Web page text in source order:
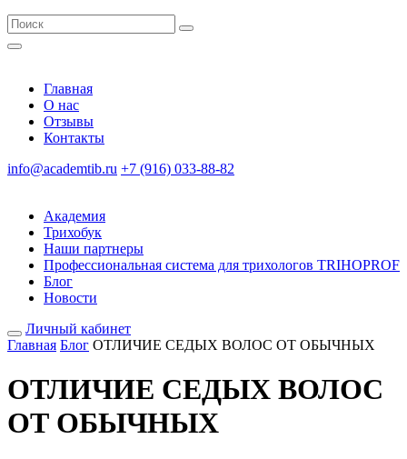
Главная
О нас
Отзывы
Контакты
info@academtib.ru +7 (916) 033-88-82
Академия
Трихобук
Наши партнеры
Профессиональная система для трихологов TRIHOPROF
Блог
Новости
Личный кабинет
Главная Блог ОТЛИЧИЕ СЕДЫХ ВОЛОС ОТ ОБЫЧНЫХ
ОТЛИЧИЕ СЕДЫХ ВОЛОС
ОТ ОБЫЧНЫХ